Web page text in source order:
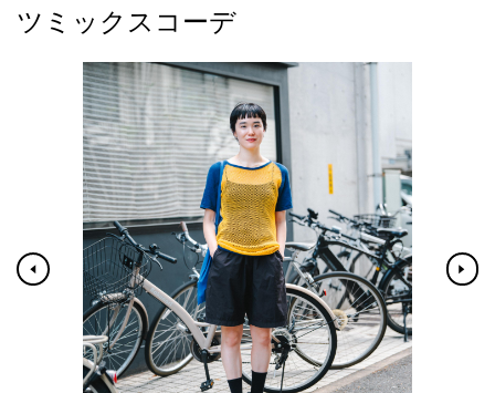
ツミックスコーデ